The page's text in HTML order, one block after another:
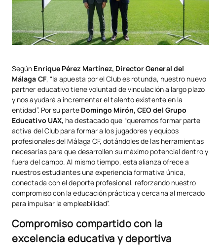
Según Enrique Pérez Martínez, Director General del
Málaga CF, “la apuesta por el Club es rotunda, nuestro nuevo
partner educativo tiene voluntad de vinculación a largo plazo
y nos ayudará a incrementar el talento existente en la
entidad”. Por su parte Domingo Mirón, CEO del Grupo
Educativo UAX, ha destacado que “queremos formar parte
activa del Club para formar a los jugadores y equipos
profesionales del Málaga CF, dotándoles de las herramientas
necesarias para que desarrollen su máximo potencial dentro y
fuera del campo. Al mismo tiempo, esta alianza ofrece a
nuestros estudiantes una experiencia formativa única,
conectada con el deporte profesional, reforzando nuestro
compromiso con la educación práctica y cercana al mercado
para impulsar la empleabilidad”.
Compromiso compartido con la
excelencia educativa y deportiva